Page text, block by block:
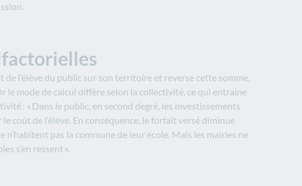
l’élève du public sur son territoire et reverse cette somme,
le mode de calcul diffère selon la collectivité, ce qui entraine
: « Dans le public, en second degré, les investissements
de l’élève. En conséquence, le forfait versé diminue
pas la commune de leur école. Mais les mairies ne
s’en ressent ».